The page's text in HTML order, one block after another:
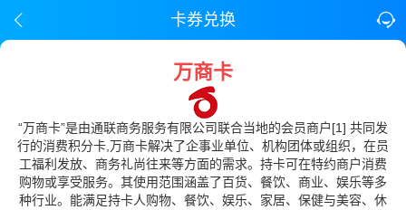
卡券兑换
万商卡
“万商卡”是由通联商务服务有限公司联合当地的会员商户[1] 共同发
行的消费积分卡,万商卡解决了企事业单位、机构团体或组织，在员
工福利发放、商务礼尚往来等方面的需求。持卡可在特约商户消费
购物或享受服务。其使用范围涵盖了百货、餐饮、商业、娱乐等多
种行业。能满足持卡人购物、餐饮、娱乐、家居、保健与美容、休